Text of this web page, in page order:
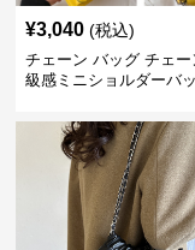
¥3,040 (税込)
チェーン バッグ チェ
級感ミニショルダーバ